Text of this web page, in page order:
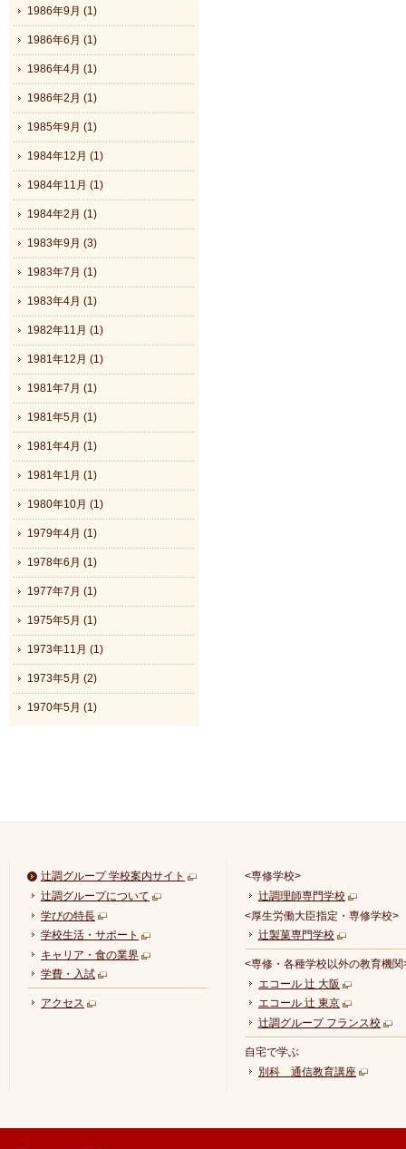
1986年9月 (1)
1986年6月 (1)
1986年4月 (1)
1986年2月 (1)
1985年9月 (1)
1984年12月 (1)
1984年11月 (1)
1984年2月 (1)
1983年9月 (3)
1983年7月 (1)
1983年4月 (1)
1982年11月 (1)
1981年12月 (1)
1981年7月 (1)
1981年5月 (1)
1981年4月 (1)
1981年1月 (1)
1980年10月 (1)
1979年4月 (1)
1978年6月 (1)
1977年7月 (1)
1975年5月 (1)
1973年11月 (1)
1973年5月 (2)
1970年5月 (1)
辻調グループ 学校案内サイト
辻調グループについて
学びの特長
学校生活・サポート
キャリア・食の業界
学費・入試
アクセス
<専修学校>
辻調理師専門学校
<厚生労働大臣指定・専修学校>
辻製菓専門学校
<専修・各種学校以外の教育機関
エコール 辻 大阪
エコール 辻 東京
辻調グループ フランス校
自宅で学ぶ
別科 通信教育講座